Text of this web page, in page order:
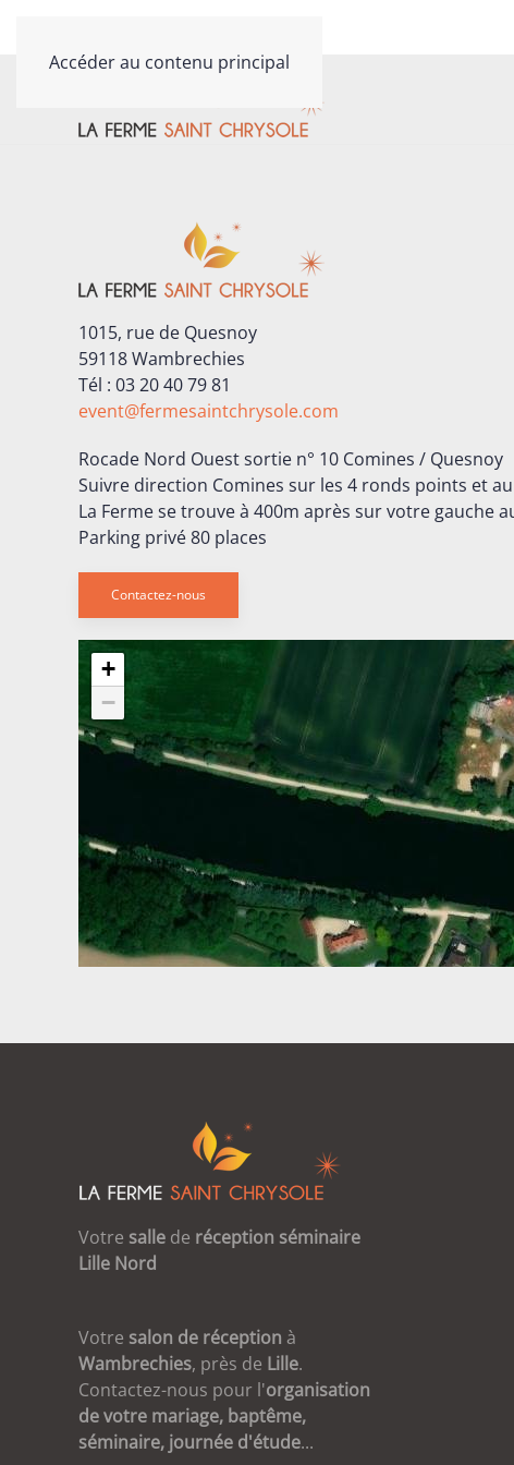
Accéder au contenu principal
1015, rue de Quesnoy
59118 Wambrechies
Tél : 03 20 40 79 81
event@fermesaintchrysole.com
Rocade Nord Ouest sortie n° 10 Comines / Quesnoy
Suivre direction Comines sur les 4 ronds points et
La Ferme se trouve à 400m après sur votre gauche
Parking privé 80 places
Contactez-nous
+
−
Votre salle de réception séminaire
Lille Nord
Votre salon de réception à
Wambrechies, près de Lille.
Contactez-nous pour l'organisation
de votre mariage, baptême,
séminaire, journée d'étude...